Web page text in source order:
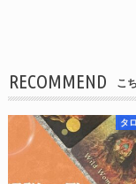
RECOMMEND こ
タ